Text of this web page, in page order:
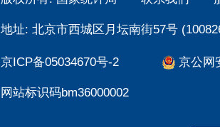
地址: 北京市西城区月坛南街57号
京ICP备05034670号-2 京公网
网站标识码bm36000002